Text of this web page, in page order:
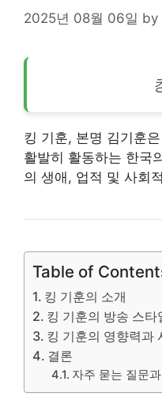
2025년 08월 06일 by
킹 기훈, 본명 김기훈
활발히 활동하는 한국
의 생애, 업적 및 사회
Table of
킹 기훈의 소개
킹 기훈의 방송 스타
킹 기훈의 영향력과
결론
자주 묻는 질문